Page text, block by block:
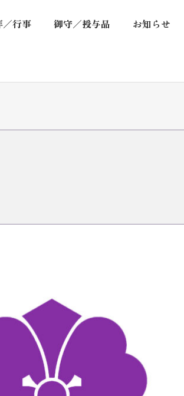
／行事 御守／授与品 お知らせ